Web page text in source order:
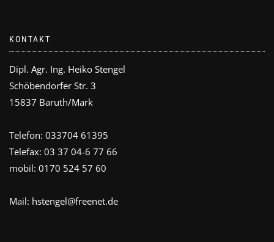
KONTAKT
Dipl. Agr. Ing. Heiko Stengel
Schöbendorfer Str. 3
15837 Baruth/Mark
Telefon: 033704 61395
Telefax: 03 37 04-6 77 66
mobil: 0170 524 57 60
Mail: hstengel@freenet.de